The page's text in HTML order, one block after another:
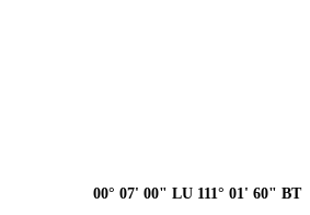
00° 07' 00" LU 111° 01' 60" BT